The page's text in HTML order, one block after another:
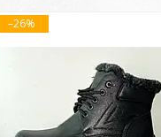
–26%